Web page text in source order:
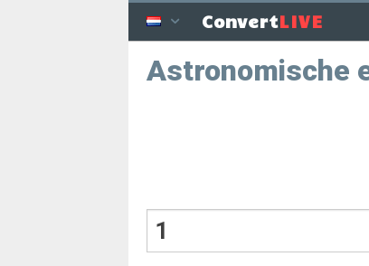
ConvertLIVE
Astronomische